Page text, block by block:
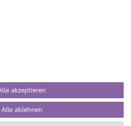
akzeptieren
Alle ablehnen